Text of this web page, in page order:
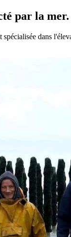
par la mer.
dans